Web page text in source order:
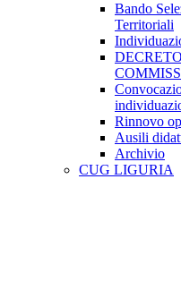
Bando
Territoriali
Rinnovo
Ausili
Archivio
CUG LIGURIA